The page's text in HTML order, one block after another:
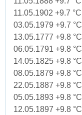
11.05.1902 +9.7 °C
03.05.1979 +9.7 °C
13.05.1777 +9.8 °C
06.05.1791 +9.8 °C
14.05.1825 +9.8 °C
08.05.1879 +9.8 °C
22.05.1887 +9.8 °C
05.05.1893 +9.8 °C
12.05.1897 +9.8 °C